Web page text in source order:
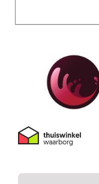
Zoeken